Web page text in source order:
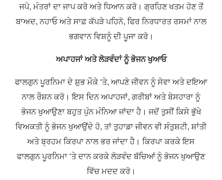
ਜਪੋ, ਮੰਤਰਾਂ ਦਾ ਜਾਪ ਕਰੋ ਅਤੇ ਧਿਆਨ ਕਰੋ। ਗ੍ਰਹਿਣ ਖਤਮ ਹੋਣ ਤੋਂ
ਬਾਅਦ, ਨਹਾਓ ਅਤੇ ਸਾਫ਼ ਕੱਪੜੇ ਪਹਿਨੋ, ਫਿਰ ਨਿਰਧਾਰਤ ਰਸਮਾਂ ਨਾਲ
ਭਗਵਾਨ ਵਿਸ਼ਨੂੰ ਦੀ ਪੂਜਾ ਕਰੋ।
ਅਪਾਹਜਾਂ ਅਤੇ ਲੋੜਵੰਦਾਂ ਨੂੰ ਭੋਜਨ ਖੁਆਓ
ਫਾਲਗੁਨ ਪੂਰਨਿਮਾ ਦੇ ਸ਼ੁਭ ਮੌਕੇ ‘ਤੇ, ਆਪਣੇ ਜੀਵਨ ਨੂੰ ਸੇਵਾ ਅਤੇ ਦਇਆ
ਨਾਲ ਰੌਸ਼ਨ ਕਰੋ। ਇਸ ਦਿਨ ਅਪਾਹਜਾਂ, ਗਰੀਬਾਂ ਅਤੇ ਬੇਸਹਾਰਾ ਨੂੰ
ਭੋਜਨ ਖੁਆਉਣਾ ਬਹੁਤ ਪੁੰਨ ਮੰਨਿਆ ਜਾਂਦਾ ਹੈ। ਜਦੋਂ ਤੁਸੀਂ ਕਿਸੇ ਭੁੱਖੇ
ਵਿਅਕਤੀ ਨੂੰ ਭੋਜਨ ਖੁਆਉਂਦੇ ਹੋ, ਤਾਂ ਤੁਹਾਡਾ ਜੀਵਨ ਵੀ ਸੰਤੁਸ਼ਟੀ, ਸ਼ਾਂਤੀ
ਅਤੇ ਬ੍ਰਹਮ ਕਿਰਪਾ ਨਾਲ ਭਰ ਜਾਂਦਾ ਹੈ। ਕਿਰਪਾ ਕਰਕੇ ਇਸ
ਫਾਲਗੁਨ ਪੂਰਨਿਮਾ ‘ਤੇ ਦਾਨ ਕਰਕੇ ਲੋੜਵੰਦ ਬੱਚਿਆਂ ਨੂੰ ਭੋਜਨ ਖੁਆਉਣ
ਵਿੱਚ ਮਦਦ ਕਰੋ।